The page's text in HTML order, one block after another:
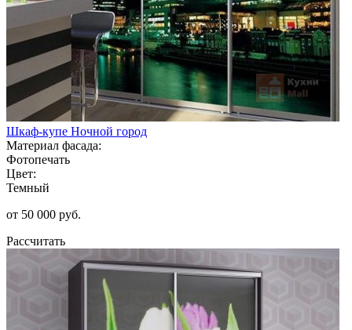
Шкаф-купе Ночной город
Материал фасада:
Фотопечать
Цвет:
Темный
от 50 000 руб.
Рассчитать